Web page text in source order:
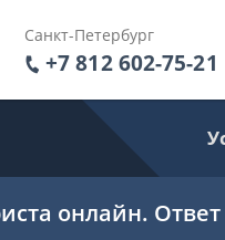
Санкт-Петербург
+7 812 602-75-21
онлайн.